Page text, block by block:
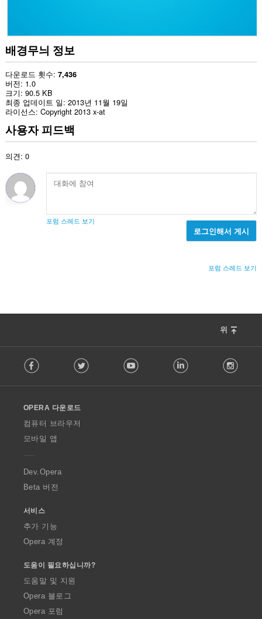
배경무늬 정보
다운로드 횟수 7,436
버전 1.0
크기 90.5 KB
최종 업데이트 일 2013년 11월 19일
라이선스 Copyright 2013 x-at
사용자 피드백
의견: 0
포럼 스레드 보기
로그인해서 게시
포럼 스레드 보기
위
o
w
O
p
a
Facebook Twitter Youtube LinkedIn
OPERA 다운로드
컴퓨터 브라우저
모바일 앱
Dev.Opera
Beta 버전
서비스
추가 기능
Opera 계정
도움이 필요하십니까?
도움말 및 지원
Opera 블로그
Opera 포럼